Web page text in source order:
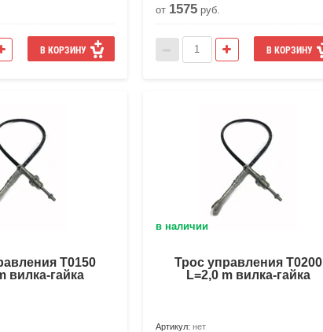
В КОРЗИНУ
от 1575руб.
В КОРЗИНУ
Т0150
вилка-гайка
в наличии
Трос управления Т0200
L=2,0 m вилка-гайка
Артикул: нет